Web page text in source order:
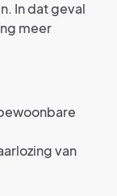
In dat geval
meer
van